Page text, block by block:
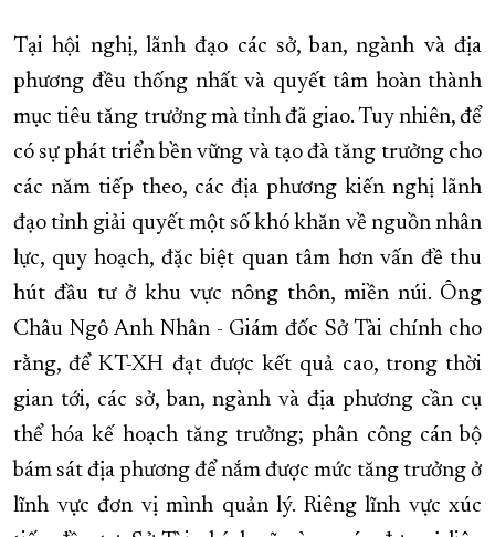
Tại hội nghị, lãnh đạo các sở, ban, ngành và địa
phương đều thống nhất và quyết tâm hoàn thành
mục tiêu tăng trưởng mà tỉnh đã giao. Tuy nhiên, để
có sự phát triển bền vững và tạo đà tăng trưởng cho
các năm tiếp theo, các địa phương kiến nghị lãnh
đạo tỉnh giải quyết một số khó khăn về nguồn nhân
lực, quy hoạch, đặc biệt quan tâm hơn vấn đề thu
hút đầu tư ở khu vực nông thôn, miền núi. Ông
Châu Ngô Anh Nhân - Giám đốc Sở Tài chính cho
rằng, để KT-XH đạt được kết quả cao, trong thời
gian tới, các sở, ban, ngành và địa phương cần cụ
thể hóa kế hoạch tăng trưởng; phân công cán bộ
bám sát địa phương để nắm được mức tăng trưởng ở
lĩnh vực đơn vị mình quản lý. Riêng lĩnh vực xúc